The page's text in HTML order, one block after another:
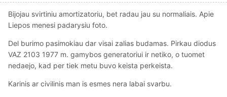
Bijojau svirtiniu amortizatoriu, bet radau jau su normaliais. Apie
Liepos menesi padarysiu foto.
Del burimo pasimokiau dar visai zalias budamas. Pirkau diodus
VAZ 2103 1977 m. gamybos generatoriui ir netiko, o tuomet
nedaejo, kad per tiek metu buvo keista perkeista.
Karinis ar civilinis man is esmes nera labai svarbu.